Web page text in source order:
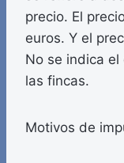
precio. El
euros. Y el
No se indica
las fincas.
Motivos de